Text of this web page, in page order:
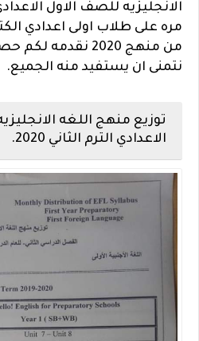
الانجليزيه للصف الاول
مره على طلاب اولى اعدادي
من منهج 2020
نتمنى ان يستفيد منه الجميع.
توزيع منهج اللغه
الاعدادي الترم الثاني 2020.